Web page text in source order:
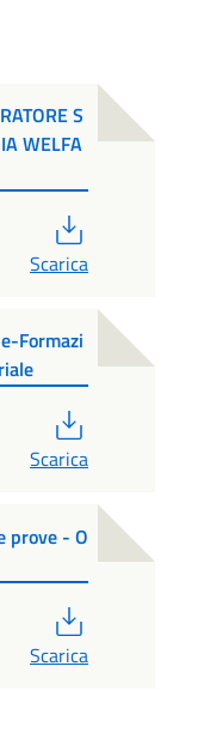
S
WELFA
Scarica
Formazi
Scarica
prove - O
Scarica